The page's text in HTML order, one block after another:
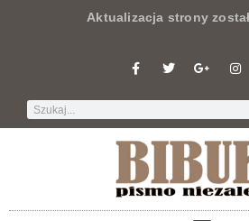
Aktualizacja strony została